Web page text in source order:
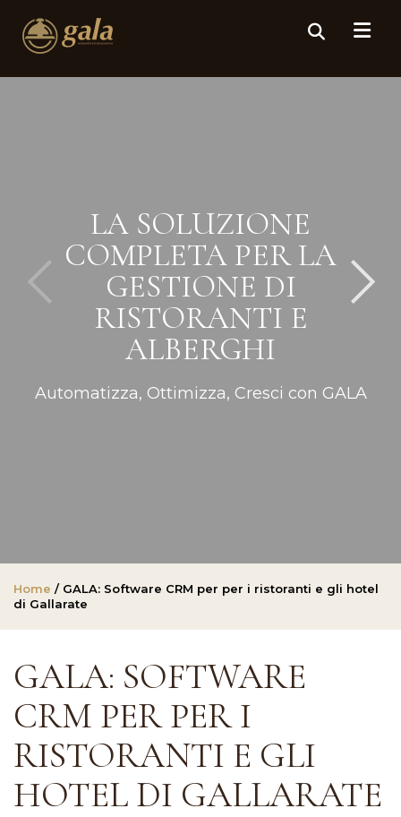
LA SOLUZIONE
COMPLETA PER LA
GESTIONE DI
RISTORANTI E
ALBERGHI
Automatizza, Ottimizza, Cresci con GALA
Home / GALA: Software CRM per per i ristoranti e gli hotel
di Gallarate
GALA: SOFTWARE
CRM PER PER I
RISTORANTI E GLI
HOTEL DI GALLARATE